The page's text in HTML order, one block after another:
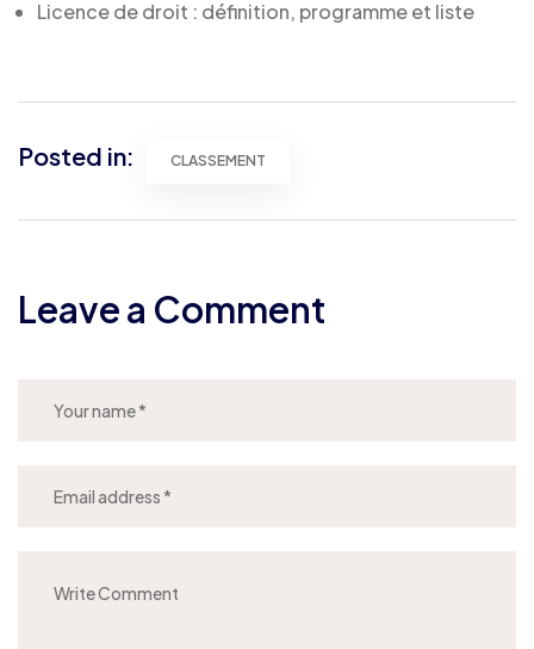
Licence de droit : définition, programme et liste
Posted in: CLASSEMENT
Leave a Comment